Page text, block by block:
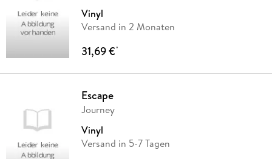
Vinyl
Versand in 2 Monaten
31,69 €*
Escape
Journey
Vinyl
Versand in 5-7 Tagen